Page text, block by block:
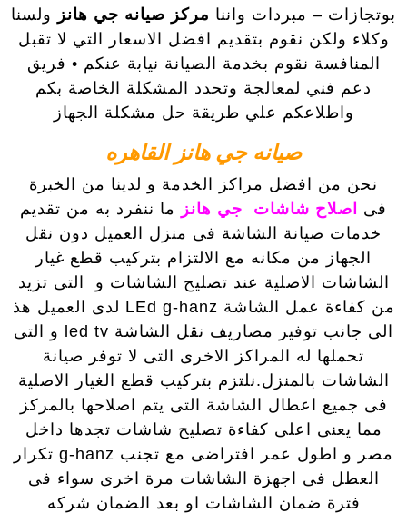
بوتجازات – مبردات واننا مركز صيانه جي هانز ولسنا
وكلاء ولكن نقوم بتقديم افضل الاسعار التي لا تقبل
المنافسة نقوم بخدمة الصيانة نيابة عنكم • فريق
دعم فني لمعالجة وتحدد المشكلة الخاصة بكم
واطلاعكم علي طريقة حل مشكلة الجهاز
صيانه جي هانز القاهره
نحن من افضل مراكز الخدمة و لدينا من الخبرة
فى
اصلاح شاشات جي هانز ما ننفرد به من تقديم
خدمات صيانة الشاشة فى منزل العميل دون نقل
الجهاز من مكانه مع الالتزام بتركيب قطع غيار
الشاشات الاصلية عند تصليح الشاشات و التى تزيد
من كفاءة عمل الشاشة LEd g-hanz لدى العميل هذ
الى جانب توفير مصاريف نقل الشاشة led tv و التى
تحملها له المراكز الاخرى التى لا توفر صيانة
الشاشات بالمنزل.نلتزم بتركيب قطع الغيار الاصلية
فى جميع اعطال الشاشة التى يتم اصلاحها بالمركز
مما يعنى اعلى كفاءة تصليح شاشات تجدها داخل
مصر و اطول عمر افتراضى مع تجنب g-hanz تكرار
العطل فى اجهزة الشاشات مرة اخرى سواء فى
فترة ضمان الشاشات او بعد الضمان شركه